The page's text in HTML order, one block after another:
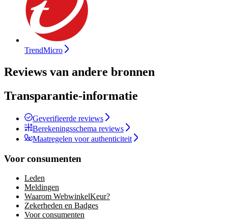
TrendMicro
Reviews van andere bronnen
Transparantie-informatie
Geverifieerde reviews
Berekeningsschema reviews
Maatregelen voor authenticiteit
Voor consumenten
Leden
Meldingen
Waarom WebwinkelKeur?
Zekerheden en Badges
Voor consumenten